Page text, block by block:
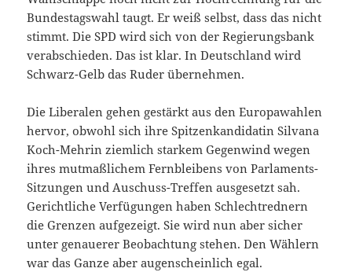
Bundestagswahl taugt. Er weiß selbst, dass das nicht
stimmt. Die SPD wird sich von der Regierungsbank
verabschieden. Das ist klar. In Deutschland wird
Schwarz-Gelb das Ruder übernehmen.
Die Liberalen gehen gestärkt aus den Europawahlen
hervor, obwohl sich ihre Spitzenkandidatin Silvana
Koch-Mehrin ziemlich starkem Gegenwind wegen
ihres mutmaßlichem Fernbleibens von Parlaments-
Sitzungen und Auschuss-Treffen ausgesetzt sah.
Gerichtliche Verfügungen haben Schlechtrednern
die Grenzen aufgezeigt. Sie wird nun aber sicher
unter genauerer Beobachtung stehen. Den Wählern
war das Ganze aber augenscheinlich egal.